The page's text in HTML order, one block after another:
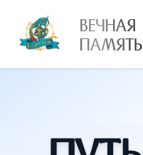
ВЕЧНАЯ
ПАМЯТЬ